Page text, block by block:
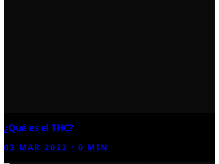
¿Qué es el THC?
03 MAR 2022 ·0 MIN